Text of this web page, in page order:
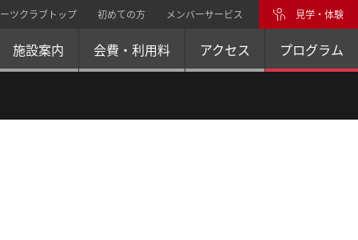
施設案内 会費・利用料 アクセス プログラム
ツクラブトップ 初めての方 メンバーサービス 見学・体験